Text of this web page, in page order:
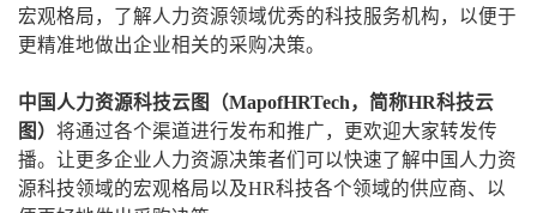
宏观格局，了解人力资源领域优秀的科技服务机构，以便于
更精准地做出企业相关的采购决策。
中国人力资源科技云图（MapofHRTech，简称HR科技云
图） 将通过各个渠道进行发布和推广，更欢迎大家转发传
播。让更多企业人力资源决策者们可以快速了解中国人力资
源科技领域的宏观格局以及HR科技各个领域的供应商、以